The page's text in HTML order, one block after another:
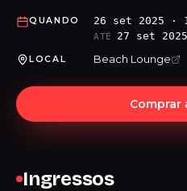
QUANDO 26 set 2025 ·
ATÉ 27 set
LOCAL Beach Lounge
Comprar
Ingressos